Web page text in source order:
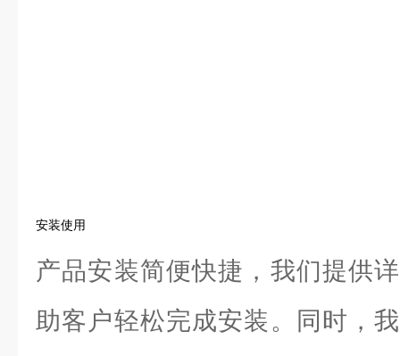
安装使用
产品安装简便快捷，我们提供
助客户轻松完成安装。同时，